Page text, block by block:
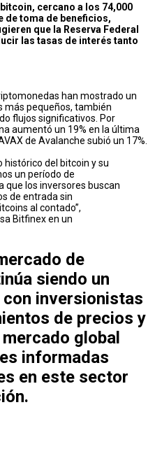
cercano a los 74,000
de toma de beneficios,
que la Reserva Federal
las tasas de interés tanto
han mostrado un
más pequeños, también
flujos significativos. Por
aumentó un 19% en la última
de Avalanche subió un 17%.
histórico del bitcoin y su
un período de
que los inversores buscan
de entrada sin
al contado”,
Bitfinex en un
de
siendo un
inversionistas
de precios y
global
informadas
en este sector